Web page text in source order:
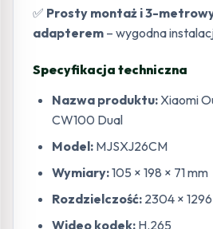
✅ Prosty montaż i 3-
adapterem – wygodna
Specyfikacja techniczna
Nazwa produktu:Xiaomi
CW100 Dual
Model: MJSXJ26CM
Wymiary:105 × 198 × 71 mm
Rozdzielczość: 2304 × 1296
Wideo kodek: H.265